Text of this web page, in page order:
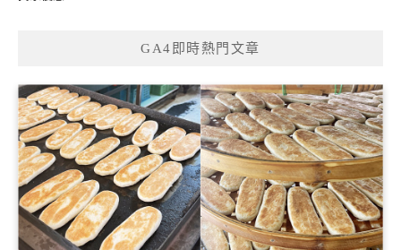
GA4即時熱門文章